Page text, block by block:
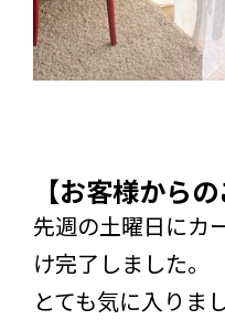
【お客様からの
先週の土曜日にカ
け完了しました。
とても気に入りま